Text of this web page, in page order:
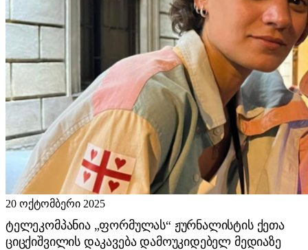
20 ოქტომბერი 2025
ტელეკომპანია „ფორმულას“ ჟურნალისტის ქეთა
ციცქიშვილის დაკავება დამოუკიდებელ მედიაზე